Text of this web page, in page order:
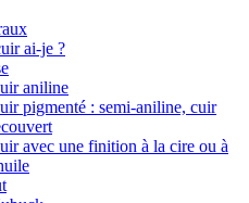
ai-je ?
aniline
pigmenté : semi-aniline, cuir
avec une finition à la cire ou à